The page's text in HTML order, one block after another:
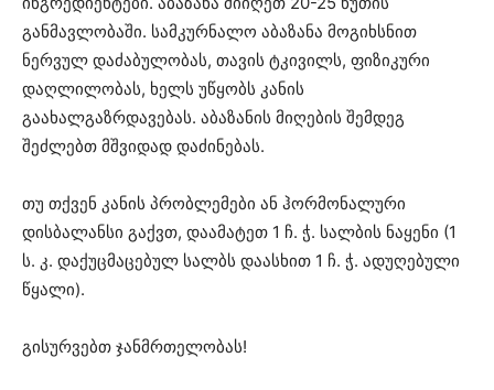
განმავლობაში. სამკურნალო აბაზანა მოგიხსნით
ნერვულ დაძაბულობას, თავის ტკივილს, ფიზიკური
დაღლილობას, ხელს უწყობს კანის
გაახალგაზრდავებას. აბაზანის მიღების შემდეგ
შეძლებთ მშვიდად დაძინებას.
თუ თქვენ კანის პრობლემები ან ჰორმონალური
დისბალანსი გაქვთ, დაამატეთ 1 ჩ. ჭ. სალბის ნაყენი (1
ს. კ. დაქუცმაცებულ სალბს დაასხით 1 ჩ. ჭ. ადუღებული
წყალი).
გისურვებთ ჯანმრთელობას!